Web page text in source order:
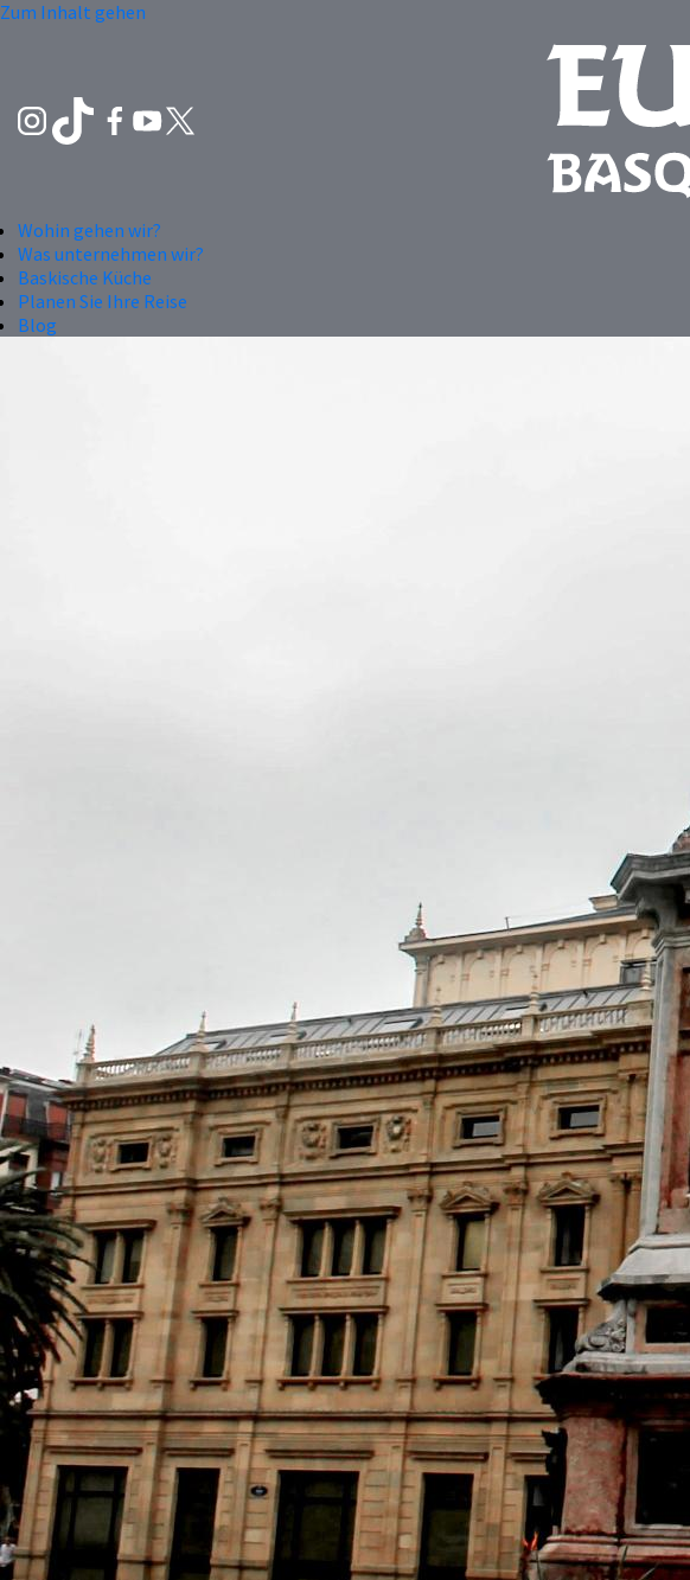
Zum Inhalt gehen
Wohin gehen wir?
Was unternehmen wir?
Baskische Küche
Planen Sie Ihre Reise
Blog